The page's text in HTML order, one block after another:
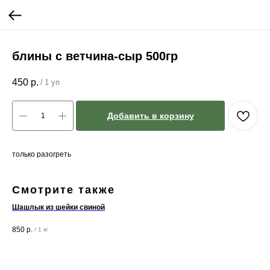
блины с ветчина-сыр 500гр
450 р. / 1 уп
Добавить в корзину
только разогреть
Смотрите также
Шашлык из шейки свиной
850 р. / 1 кг